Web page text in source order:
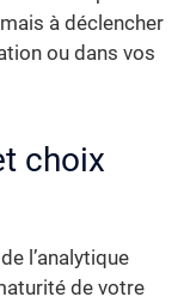
à déclencher
ou dans vos
choix
l’analytique
de votre